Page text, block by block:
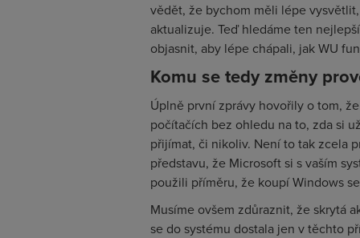
vědět, že bychom měli lépe
aktualizuje. Teď hledáme ten
objasnit, aby lépe chápali, jak WU
Komu se tedy změny
Úplně první zprávy hovořily o tom,
počítačích bez ohledu na to, zda si
přijímat, či nikoliv. Není to tak zcela
představu, že Microsoft si s vaším
použili příměru, že koupí Windows
Musíme ovšem zdůraznit, že skrytá
se do systému dostala jen v těchto